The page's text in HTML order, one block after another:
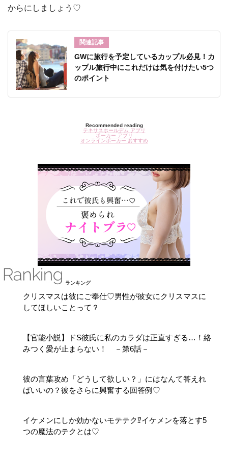
からにしましょう♡
関連記事
GWに旅行を予定しているカップル必見！カ
ップル旅行中にこれだけは気を付けたい5つ
のポイント
Recommended reading
テキサスホールデム アプリ
ポーカー アプリ
オンラインポーカー おすすめ
ランキング
クリスマスは彼にご奉仕♡男性が彼女にクリスマスに
してほしいことって？
【官能小説】ドS彼氏に私のカラダは正直すぎる…！絡
みつく愛が止まらない！ －第6話－
彼の言葉攻め「どうして欲しい？」にはなんて答えれ
ばいいの？彼をさらに興奮する回答例♡
イケメンにしか効かないモテテク⁉イケメンを落とす5
つの魔法のテクとは♡